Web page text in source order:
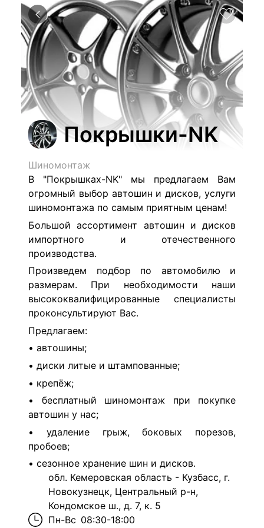
Покрышки-NK
Шиномонтаж
В "Покрышках-NK" мы предлагаем Вам
огромный выбор автошин и дисков, услуги
шиномонтажа по самым приятным ценам!
Большой ассортимент автошин и дисков
импортного и отечественного
производства.
Произведем подбор по автомобилю и
размерам. При необходимости наши
высококвалифицированные специалисты
проконсультируют Вас.
Предлагаем:
• автошины;
• диски литые и штампованные;
• крепёж;
• бесплатный шиномонтаж при покупке
автошин у нас;
• удаление грыж, боковых порезов,
пробоев;
• сезонное хранение шин и дисков.
обл. Кемеровская область - Кузбасс, г.
Новокузнецк, Центральный р-н,
Кондомское ш., д. 7, к. 5
Пн-Вс 08:30-18:00